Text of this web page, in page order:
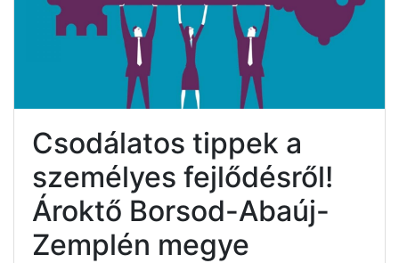
Csodálatos tippek a
személyes fejlődésről!
Ároktő Borsod-Abaúj-
Zemplén megye